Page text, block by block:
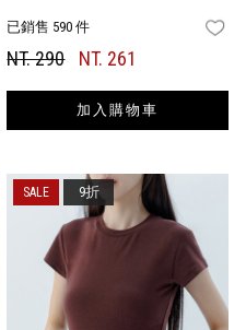
FAVORITES
已銷售 590 件
NT. 290 NT. 261
加入購物車
9折